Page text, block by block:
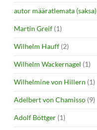
autor määratlemata (saksa)
Martin Greif (1)
Wilhelm Hauff (2)
Wilhelm Wackernagel (1)
Wilhelmine von Hillern (1)
Adelbert von Chamisso (9)
Adolf Böttger (1)